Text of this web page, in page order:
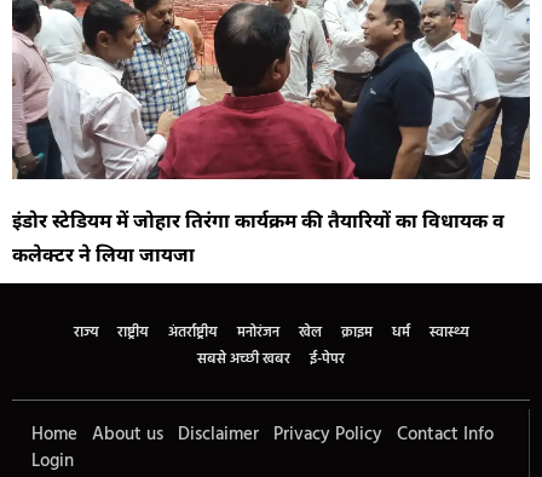
इंडोर स्टेडियम में जोहार तिरंगा कार्यक्रम की तैयारियों का विधायक व
कलेक्टर ने लिया जायजा
राज्य राष्ट्रीय अंतर्राष्ट्रीय मनोरंजन खेल क्राइम धर्म
स्वास्थ्य
सबसे अच्छी खबर
ई-पेपर
Home About us Disclaimer Privacy Policy Contact Info
Login